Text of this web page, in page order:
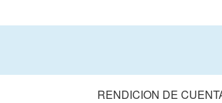
RENDICION DE